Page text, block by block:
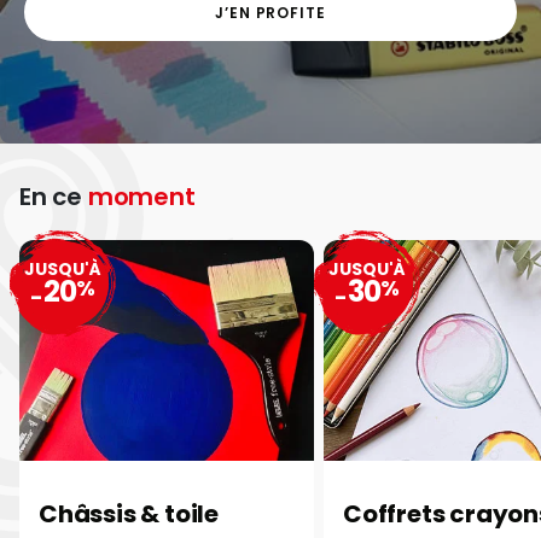
J’EN PROFITE
En ce moment
Châssis & toile
JUSQU'À
-20%
Coffrets
JUSQU'À
-30%